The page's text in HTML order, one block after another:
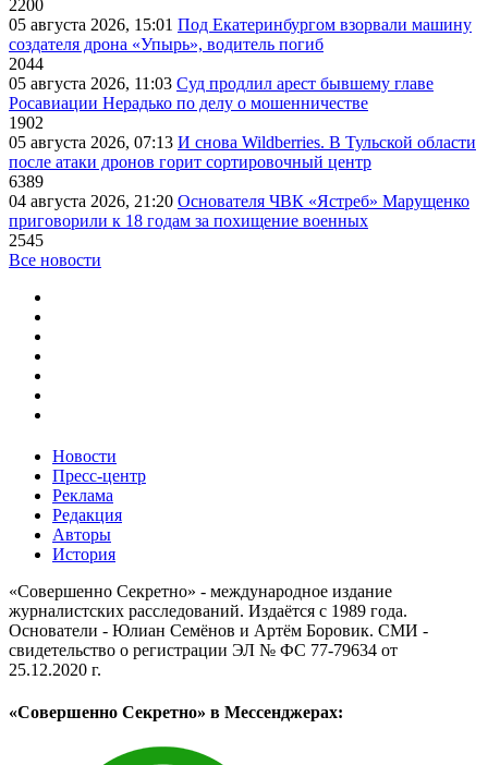
2200
05 августа 2026, 15:01 Под Екатеринбургом взорвали машину
создателя дрона «Упырь», водитель погиб
2044
05 августа 2026, 11:03 Суд продлил арест бывшему главе
Росавиации Нерадько по делу о мошенничестве
1902
05 августа 2026, 07:13 И снова Wildberries. В Тульской области
после атаки дронов горит сортировочный центр
6389
04 августа 2026, 21:20 Основателя ЧВК «Ястреб» Марущенко
приговорили к 18 годам за похищение военных
2545
Все новости
Новости
Пресс-центр
Реклама
Редакция
Авторы
История
«Совершенно Секретно» - международное издание
журналистских расследований. Издаётся с 1989 года.
Основатели - Юлиан Семёнов и Артём Боровик. CМИ -
свидетельство о регистрации ЭЛ № ФС 77-79634 от
25.12.2020 г.
«Совершенно Секретно» в Мессенджерах: